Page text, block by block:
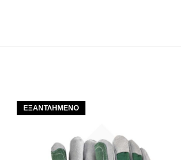
ΕΞΑΝΤΛΗΜΈΝΟ